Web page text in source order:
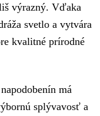
výrazný. Vďaka
svetlo a vytvára
kvalitné prírodné
má
splývavosť a